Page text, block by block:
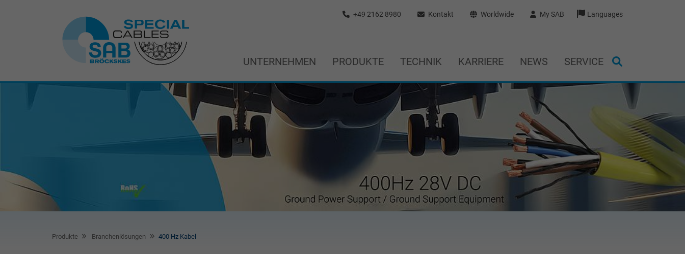
+49 2162 8980 Kontakt Worldwide My SAB Languages
UNTERNEHMEN PRODUKTE TECHNIK KARRIERE NEWS SERVICE
Produkte Branchenlösungen 400 Hz Kabel